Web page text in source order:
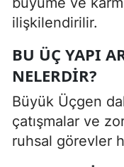
ilişkilendirilir.
BU ÜÇ YAPI
NELERDIR?
Büyük Üçgen
çatışmalar ve
ruhsal görevler